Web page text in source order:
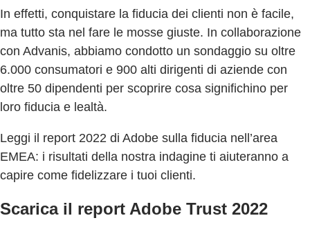
In effetti, conquistare la fiducia dei clienti non è facile,
ma tutto sta nel fare le mosse giuste. In collaborazione
con Advanis, abbiamo condotto un sondaggio su oltre
6.000 consumatori e 900 alti dirigenti di aziende con
oltre 50 dipendenti per scoprire cosa significhino per
loro fiducia e lealtà.
Leggi il report 2022 di Adobe sulla fiducia nell’area
EMEA: i risultati della nostra indagine ti aiuteranno a
capire come fidelizzare i tuoi clienti.
Scarica il report Adobe Trust 2022